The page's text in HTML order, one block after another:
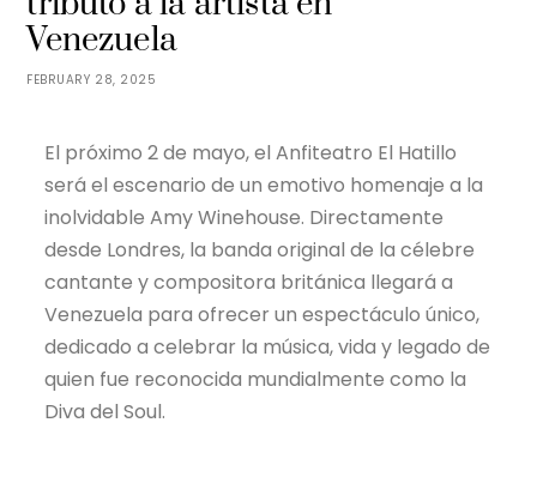
FEBRUARY 28, 2025
Venezuela
El próximo 2 de mayo, el Anfiteatro El Hatillo
será el escenario de un emotivo homenaje a la
inolvidable Amy Winehouse. Directamente
desde Londres, la banda original de la célebre
cantante y compositora británica llegará a
Venezuela para ofrecer un espectáculo único,
dedicado a celebrar la música, vida y legado de
quien fue reconocida mundialmente como la
Diva del Soul.